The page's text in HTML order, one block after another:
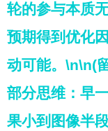
轮的参与本质
预期得到优化
动可能。\n\n(
部分思维：早
果小到图像半